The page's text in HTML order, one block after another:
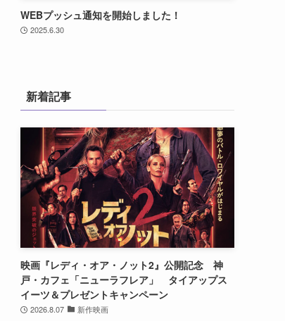
WEBプッシュ通知を開始しました！
2025.6.30
新着記事
映画『レディ・オア・ノット2』公開記念 神
戸・カフェ「ニューラフレア」 タイアップス
イーツ＆プレゼントキャンペーン
2026.8.07 新作映画